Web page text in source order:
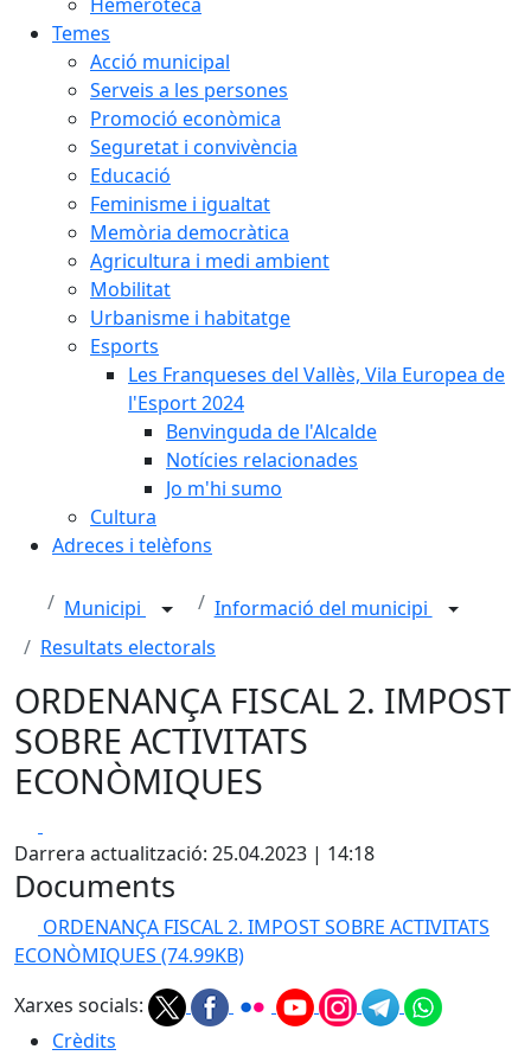
Temes
Acció municipal
Serveis a les persones
Promoció econòmica
Seguretat i convivència
Educació
Feminisme i igualtat
Memòria democràtica
Agricultura i medi ambient
Mobilitat
Urbanisme i habitatge
Esports
Les Franqueses del Vallès, Vila Europea de
l'Esport 2024
Benvinguda de l'Alcalde
Notícies relacionades
Jo m'hi sumo
Cultura
Adreces i telèfons
Municipi
Informació del municipi
Resultats electorals
ORDENANÇA FISCAL 2. IMPOST
SOBRE ACTIVITATS
ECONÒMIQUES
Darrera actualització: 25.04.2023 | 14:18
Documents
ORDENANÇA FISCAL 2. IMPOST SOBRE ACTIVITATS
ECONÒMIQUES (74.99KB)
Xarxes socials:
Crèdits